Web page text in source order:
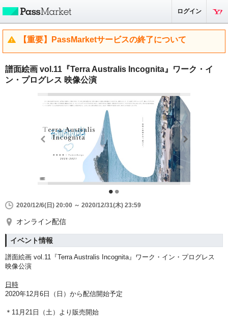
ログイン
【重要】PassMarketサービスの終了について
譜面絵画 vol.11『Terra Australis Incognita』ワーク・イ
ン・プログレス 映像公演
2020/12/6(日) 20:00 ～ 2020/12/31(木) 23:59
オンライン配信
イベント情報
譜面絵画 vol.11『Terra Australis Incognita』ワーク・イン・プログレス
映像公演
日時
2020年12月6日（日）から配信開始予定
＊11月21日（土）より販売開始